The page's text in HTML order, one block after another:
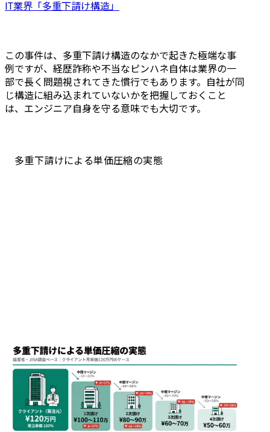
IT業界「多重下請け構造」
この事件は、多重下請け構造のなかで起きた極端な事
例ですが、経歴詐称や不当なピンハネ自体は業界の一
部で長く問題視されてきた慣行でもあります。自社が同
じ構造に組み込まれていないかを把握しておくこと
は、エンジニア自身を守る意味でも大切です。
多重下請けによる単価圧縮の実態